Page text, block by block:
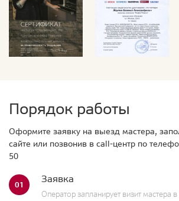
Порядок работы
Оформите заявку на выезд мастера,
сайте или позвонив в call-центр по
50
01 Заявка
Оператор запланирует визит мастера